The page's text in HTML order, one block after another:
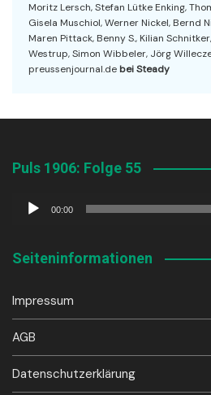
Moritz Lersch, Stefan Lütke Enking,
Gisela Muschiol, Werner Nickel, Bernd
Maren Pittack, Benny S., Kilian
Westrup, Simon Wibbeler, Jörg
preussenjournal.de bei Steady
Puls 1906: Folge 55
Audio-
00:00
Seiteninformationen
Impressum
AGB
Datenschutzerklärung